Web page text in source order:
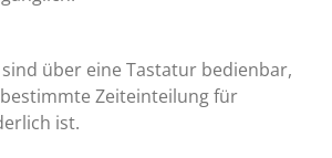
über eine Tastatur bedienbar,
Zeiteinteilung für
ist.